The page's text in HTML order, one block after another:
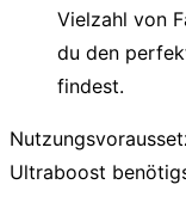
Vielzahl von
du den
findest.
Ultraboost